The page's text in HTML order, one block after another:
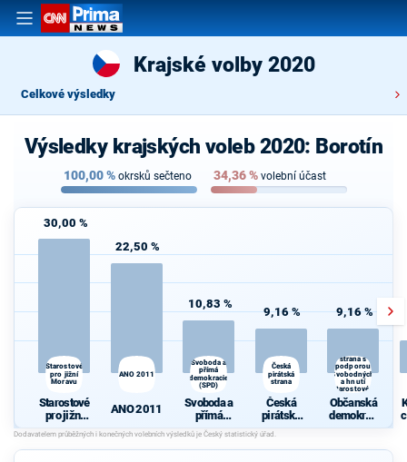
Krajské volby 2020
Celkové výsledky
Výsledky krajských voleb 2020: Borotín
100,00% okrsků sečteno 34,36% volební účast
30,00 %
Starostové
pro jižní
Moravu
Starostové
pro jižní
Moravu
22,50 %
ANO 2011
ANO 2011
10,83 %
Svoboda a
přímá
demokracie
(SPD)
Svoboda a
přímá
demokraci
e (SPD)
9,16 %
Česká
pirátská
strana
Česká
pirátská
strana
9,16 %
strana s
podporou
Svobodných
a hnutí
Starostové a
osobnosti
pro Moravu
Občanská
demokrati
cká strana
Svobodný